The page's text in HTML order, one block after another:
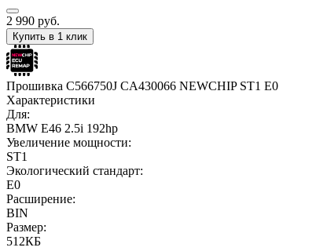
2 990 руб.
Купить в 1 клик
Прошивка C566750J CA430066 NEWCHIP ST1 E0
Характеристики
Для:
BMW E46 2.5i 192hp
Увеличение мощности:
ST1
Экологический стандарт:
E0
Расширение:
BIN
Размер:
512КБ